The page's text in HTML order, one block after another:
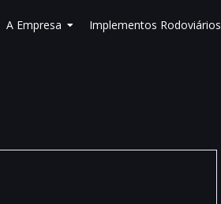
A Empresa Implementos Rodoviários